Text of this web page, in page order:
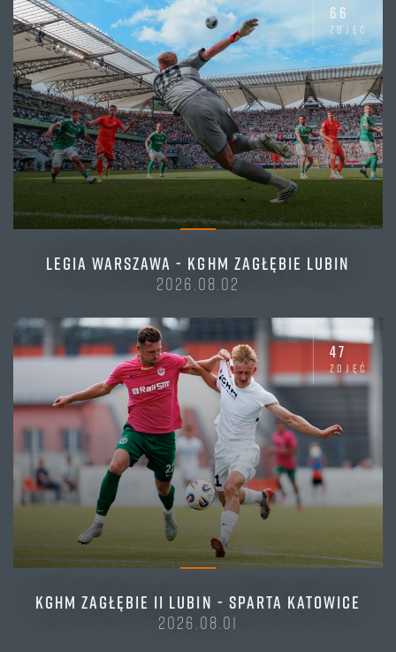
66
zdjęć
LEGIA WARSZAWA - KGHM ZAGŁĘBIE LUBIN
2026.08.02
47
zdjęć
KGHM ZAGŁĘBIE II LUBIN - SPARTA KATOWICE
2026.08.01